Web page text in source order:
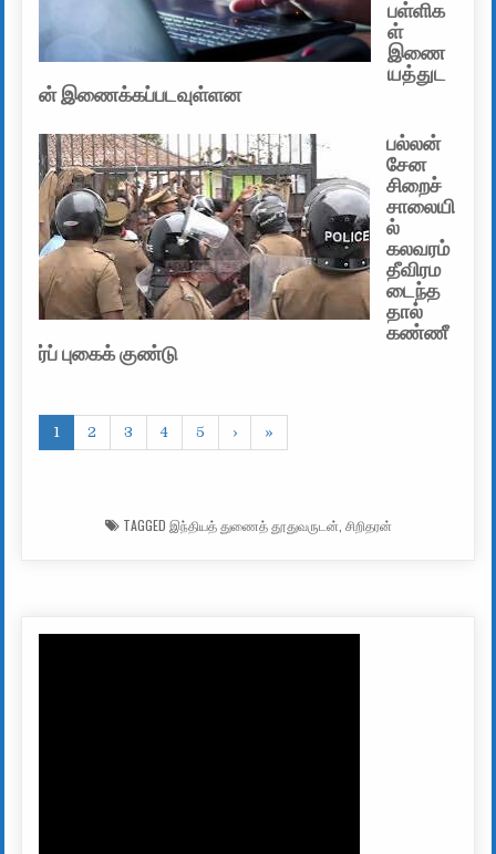
பள்ளிக
ள்
இணை
யத்துட
ன் இணைக்கப்படவுள்ளன
பல்லன்
சேன
சிறைச்
சாலையி
ல்
கலவரம்
தீவிரம
டைந்த
தால்
கண்ணீ
ர்ப் புகைக் குண்டு
1 2 3 4 5 › »
TAGGED இந்தியத் துணைத் தூதுவருடன் சிறிதரன்